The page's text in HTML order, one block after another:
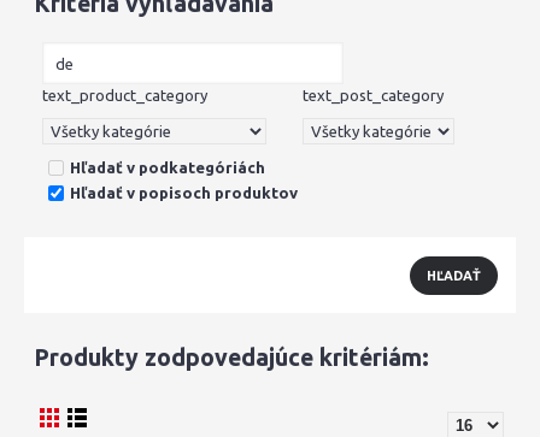
text_product_category text_post_category
Hľadať v podkategóriách
Hľadať v popisoch produktov
Produkty zodpovedajúce kritériám: